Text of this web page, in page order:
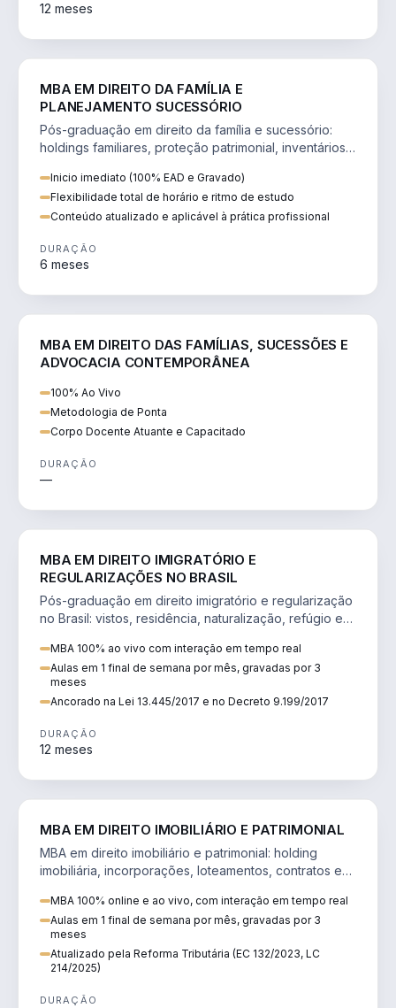
12 meses
MBA EM DIREITO DA FAMÍLIA E
PLANEJAMENTO SUCESSÓRIO
Pós-graduação em direito da família e sucessório:
holdings familiares, proteção patrimonial, inventários
Inicio imediato (100% EAD e Gravado)
Flexibilidade total de horário e ritmo de estudo
Conteúdo atualizado e aplicável à prática profissional
DURAÇÃO
6 meses
MBA EM DIREITO DAS FAMÍLIAS, SUCESSÕES E
ADVOCACIA CONTEMPORÂNEA
100% Ao Vivo
Metodologia de Ponta
Corpo Docente Atuante e Capacitado
DURAÇÃO
—
MBA EM DIREITO IMIGRATÓRIO E
REGULARIZAÇÕES NO BRASIL
Pós-graduação em direito imigratório e regularização
no Brasil: vistos, residência, naturalização, refúgio e
MBA 100% ao vivo com interação em tempo real
Aulas em 1 final de semana por mês, gravadas por 3
meses
Ancorado na Lei 13.445/2017 e no Decreto 9.199/2017
DURAÇÃO
12 meses
MBA EM DIREITO IMOBILIÁRIO E PATRIMONIAL
MBA em direito imobiliário e patrimonial: holding
imobiliária, incorporações, loteamentos, contratos e
MBA 100% online e ao vivo, com interação em tempo real
Aulas em 1 final de semana por mês, gravadas por 3
meses
Atualizado pela Reforma Tributária (EC 132/2023, LC
214/2025)
DURAÇÃO